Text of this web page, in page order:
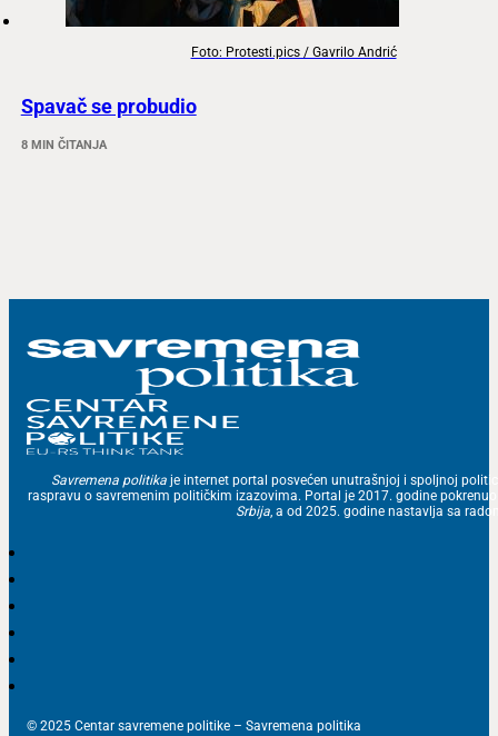
Foto: Protesti.pics / Gavrilo Andrić
Spavač se probudio
8 MIN ČITANJA
Savremena politika je internet portal posvećen unutrašnjoj i spoljnoj
raspravu o savremenim političkim izazovima. Portal je 2017. godine
Srbija, a od 2025. godine nastavlja sa
© 2025 Centar savremene politike – Savremena politika